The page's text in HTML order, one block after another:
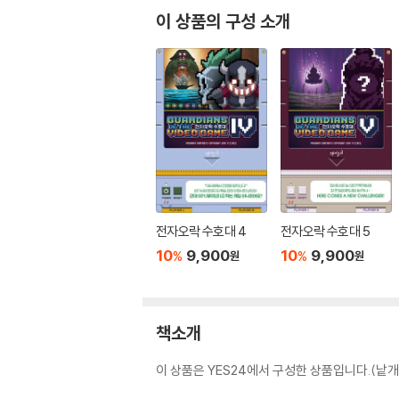
이 상품의 구성 소개
전자오락 수호대 4
10% 9,900원
전자오락 수호대 5
10% 9,900원
책소개
이 상품은 YES24에서 구성한 상품입니다.(낱